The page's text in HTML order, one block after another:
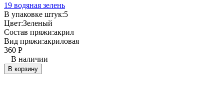
19 водяная зелень
В упаковке штук:5
Цвет:Зеленый
Состав пряжи:акрил
Вид пряжи:акриловая
360 Р
В наличии
В корзину